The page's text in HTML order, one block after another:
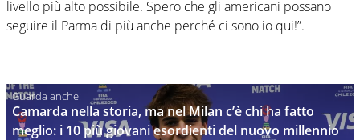
livello più alto possibile. Spero che gli americani possano
seguire il Parma di più anche perché ci sono io qui!”.
Camarda nella storia, ma nel Milan c’è chi ha fatto
meglio: i 10 più giovani esordienti del nuovo millennio